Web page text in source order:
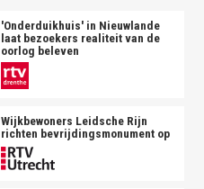
'Onderduikhuis' in Nieuwlande
laat bezoekers realiteit van de
oorlog beleven
Wijkbewoners Leidsche Rijn
richten bevrijdingsmonument op